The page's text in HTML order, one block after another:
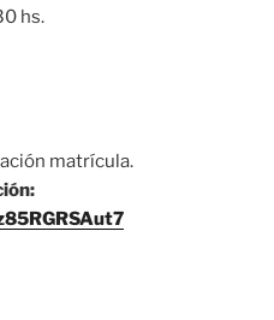
hs.
matrícula.